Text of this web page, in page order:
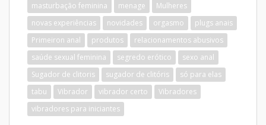
masturbação feminina
menage
Mulheres
novas experiências
novidades orgasmo
plugs anais
Primeiron anal
produtos
relacionamentos abusivos
saúde sexual feminina
segredo erótico
sexo anal
Sugador de clitoris
sugador de clitóris
só para elas
tabu
Vibrador vibrador certo
Vibradores
vibradores para iniciantes